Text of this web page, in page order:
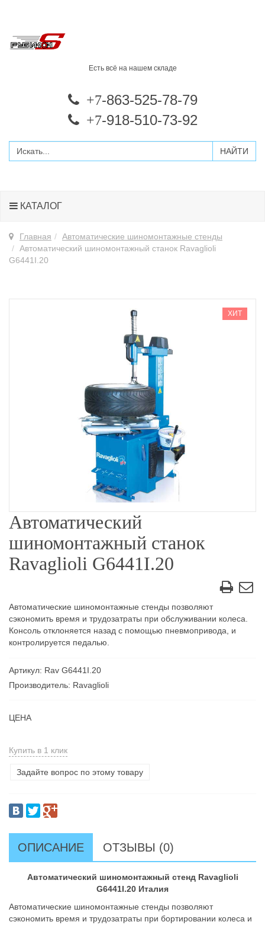
Есть всё на нашем складе
+7-863-525-78-79
+7-918-510-73-92
КАТАЛОГ
Главная
Автоматические шиномонтажные стенды
Автоматический шиномонтажный станок Ravaglioli
G6441I.20
ХИТ
Автоматический
шиномонтажный станок
Ravaglioli G6441I.20
Автоматические шиномонтажные стенды позволяют
сэкономить время и трудозатраты при обслуживании колеса.
Консоль отклоняется назад c помощью пневмопривода, и
контролируется педалью.
Артикул: Rav G6441I.20
Производитель: Ravaglioli
ЦЕНА
Купить в 1 клик
Задайте вопрос по этому товару
ОПИСАНИЕ ОТЗЫВЫ (0)
Автоматический шиномонтажный стенд Ravaglioli
G6441I.20 Италия
Автоматические шиномонтажные стенды позволяют
сэкономить время и трудозатраты при бортировании колеса и